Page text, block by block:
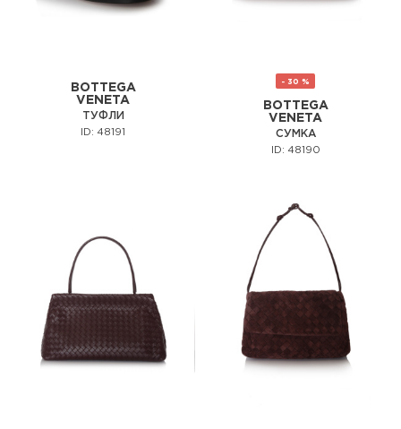
BOTTEGA
VENETA
ТУФЛИ
ID: 48191
- 30 %
BOTTEGA
VENETA
СУМКА
ID: 48190